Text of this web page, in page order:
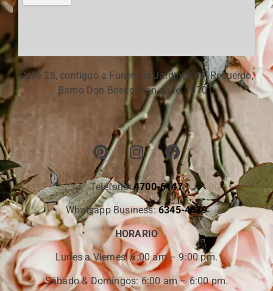
Calle 28, contiguo a Funeraria Jardines del Recuerdo,
Barrio Don Bosco, San José, 10701.
Teléfono:4700-6147
Whatsapp Business: 6345-4839
HORARIO
Lunes a Viernes:6:00 am – 9:00 pm.
Sábado & Domingos: 6:00 am – 6:00 pm.